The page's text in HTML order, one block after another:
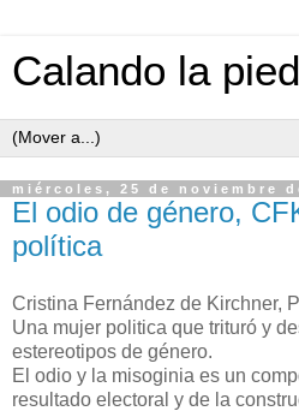
Calando la
miércoles, 25 de noviembre
El odio de género,
política
Cristina Fernández de Kirchner,
Una mujer politica que trituró y
estereotipos de género.
El odio y la misoginia es un
resultado electoral y de la